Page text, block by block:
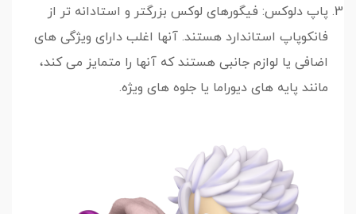
پاپ دلوکس: فیگورهای لوکس بزرگتر و استادانه تر از
فانکوپاپ استاندارد هستند. آنها اغلب دارای ویژگی های
اضافی یا لوازم جانبی هستند که آنها را متمایز می کند،
مانند پایه های دیوراما یا جلوه های ویژه.